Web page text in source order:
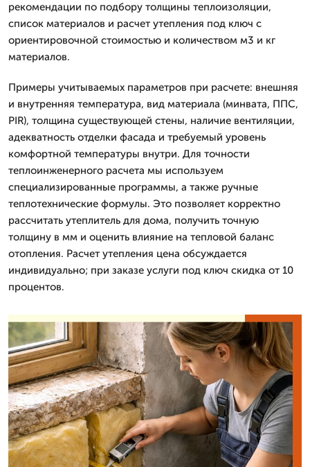
рекомендации по подбору толщины теплоизоляции,
список материалов и расчет утепления под ключ с
ориентировочной стоимостью и количеством м3 и кг
материалов.
Примеры учитываемых параметров при расчете: внешняя
и внутренняя температура, вид материала (минвата, ППС,
PIR), толщина существующей стены, наличие вентиляции,
адекватность отделки фасада и требуемый уровень
комфортной температуры внутри. Для точности
теплоинженерного расчета мы используем
специализированные программы, а также ручные
теплотехнические формулы. Это позволяет корректно
рассчитать утеплитель для дома, получить точную
толщину в мм и оценить влияние на тепловой баланс
отопления. Расчет утепления цена обсуждается
индивидуально; при заказе услуги под ключ скидка от 10
процентов.